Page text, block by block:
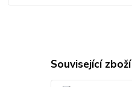
Související zboží